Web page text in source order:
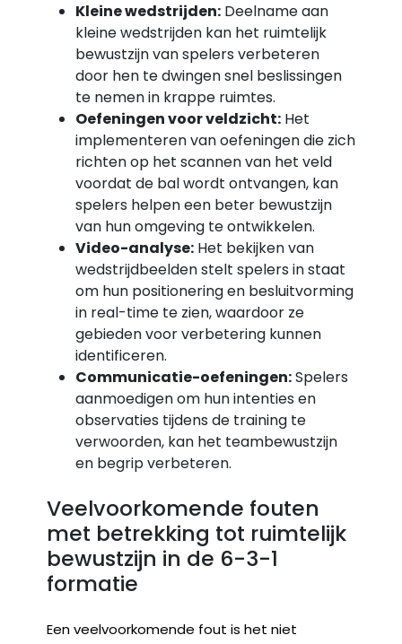
Kleine wedstrijden: Deelname aan
kleine wedstrijden kan het ruimtelijk
bewustzijn van spelers verbeteren
door hen te dwingen snel beslissingen
te nemen in krappe ruimtes.
Oefeningen voor veldzicht: Het
implementeren van oefeningen die zich
richten op het scannen van het veld
voordat de bal wordt ontvangen, kan
spelers helpen een beter bewustzijn
van hun omgeving te ontwikkelen.
Video-analyse: Het bekijken van
wedstrijdbeelden stelt spelers in staat
om hun positionering en besluitvorming
in real-time te zien, waardoor ze
gebieden voor verbetering kunnen
identificeren.
Communicatie-oefeningen:Spelers
aanmoedigen om hun intenties en
observaties tijdens de training te
verwoorden, kan het teambewustzijn
en begrip verbeteren.
Veelvoorkomende fouten
met betrekking tot ruimtelijk
bewustzijn in de 6-3-1
formatie
Een veelvoorkomende fout is het niet